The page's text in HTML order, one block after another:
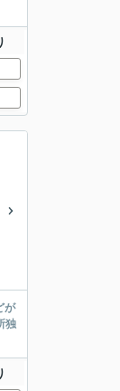
が
独